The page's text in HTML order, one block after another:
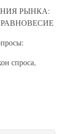
РЫНКА:
спроса,